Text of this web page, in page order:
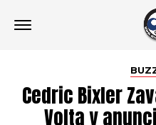
Cedric Bixler
Volta y